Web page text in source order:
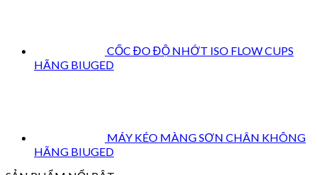
CỐC ĐO ĐỘ NHỚT ISO FLOW CUPS
HÃNG BIUGED
MÁY KÉO MÀNG SƠN CHÂN KHÔNG
HÃNG BIUGED